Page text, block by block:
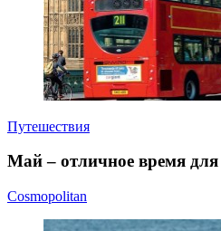
Путешествия
Май – отличное время
Cosmopolitan